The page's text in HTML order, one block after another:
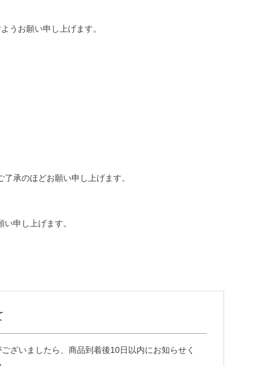
うお願い申し上げます。
承のほどお願い申し上げます。
申し上げます。
ざいましたら、商品到着後10日以内にお知らせく